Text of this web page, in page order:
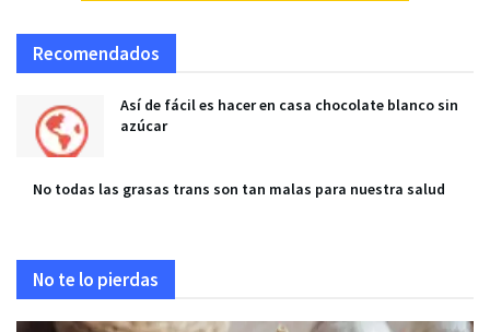
Recomendados
Así de fácil es hacer en casa chocolate blanco sin
azúcar
No todas las grasas trans son tan malas para nuestra salud
No te lo pierdas